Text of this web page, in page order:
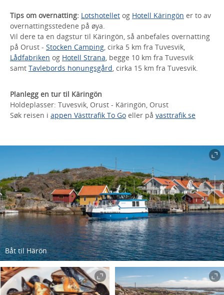
Tips om overnatting: Lotshotellet og Hotell Käringön er to av
overnattingsstedene på øya.
Vil dere ta en dagstur til Käringön, så anbefales overnatting
på Orust - Stocken Camping, cirka 5 km fra Tuvesvik,
Lådfabriken og Hotell Strana, begge 10 km fra Tuvesvik
samt Tavlebords honungsgård, cirka 15 km fra Tuvesvik.
Planlegg en tur til Käringön
Holdeplasser: Tuvesvik, Orust - Käringön, Orust
Søk reisen i appen Västtrafik To Go eller på vasttrafik.se
Båt til Härön